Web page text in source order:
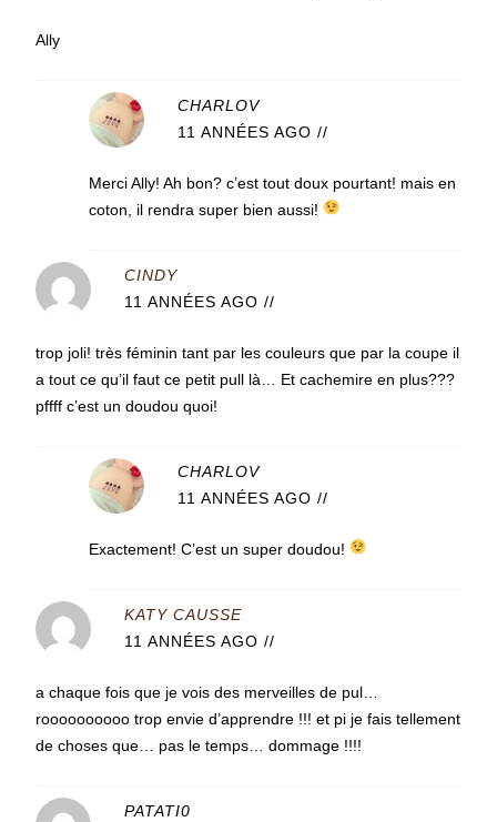
Ally
CHARLOV
11 ANNÉES AGO //
Merci Ally! Ah bon? c’est tout doux pourtant! mais en
coton, il rendra super bien aussi!
CINDY
11 ANNÉES AGO //
trop joli! très féminin tant par les couleurs que par la coupe il
a tout ce qu’il faut ce petit pull là… Et cachemire en plus???
pffff c’est un doudou quoi!
CHARLOV
11 ANNÉES AGO //
Exactement! C’est un super doudou!
KATY CAUSSE
11 ANNÉES AGO //
a chaque fois que je vois des merveilles de pul…
roooooooooo trop envie d’apprendre !!! et pi je fais tellement
de choses que… pas le temps… dommage !!!!
PATATI0